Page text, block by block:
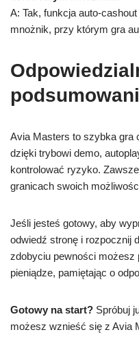
A: Tak, funkcja
mnożnik, przy którym gra
Avia Masters to szybka gra
dzięki trybowi demo,
kontrolować ryzyko.
granicach swoich
Jeśli jesteś gotowy, aby
odwiedź stronę i rozpocznij
zdobyciu pewności możesz
pieniądze, pamiętając o
Gotowy na start? Spróbuj
możesz wznieść się z Avia